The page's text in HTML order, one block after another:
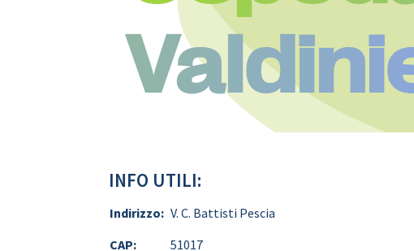
INFO UTILI:
Indirizzo: V. C. Battisti Pescia
CAP:
51017